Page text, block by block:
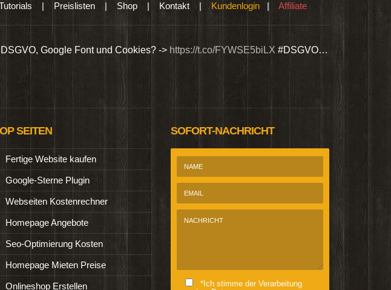
| Preislisten| Shop| Kontakt| Kundenlogin| Affiliate
Google Font und Cookies? -> https://t.co/FYWSE5biLX #DSGVO…
Wir bieten
SEITEN
Fertige Website kaufen
Google-Sterne Plugin
Webseiten Kostenrechner
Homepage Angebote
Seo-Optimierung Kosten
Homepage Mieten Preise
Onlineshop Erstellen
SOFORT-NACHRICHT
*Ich stimme der Verarbeitung